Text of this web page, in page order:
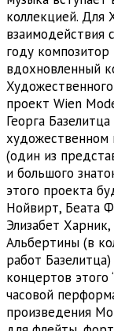
коллекцией. Для
взаимодействия
году
вдохновленный
проект Wien
Георга
художественном
(один из
и большого
этого проекта
Нойвирт, Беата
Элизабет
Альбертины (в
работ
концертов этого
часовой
произведения